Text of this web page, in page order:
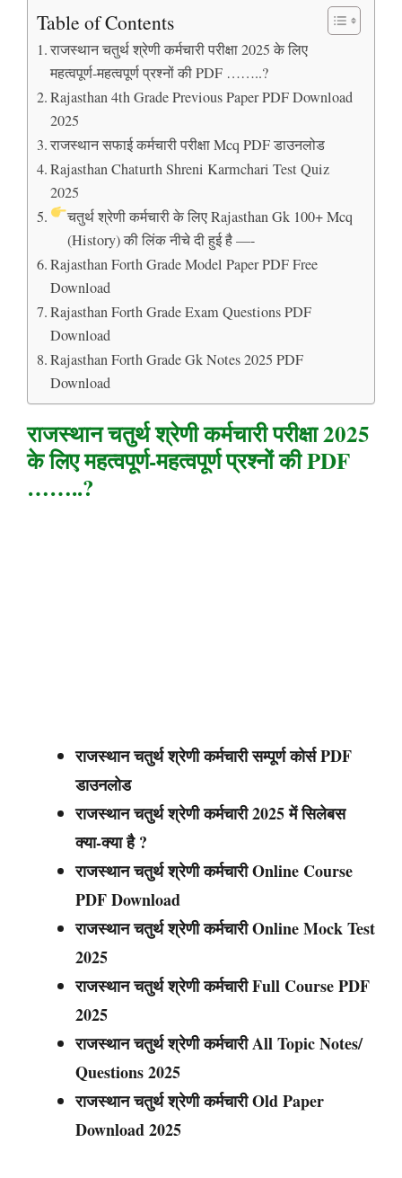
Table of Contents
राजस्थान चतुर्थ श्रेणी कर्मचारी परीक्षा 2025 के लिए
महत्वपूर्ण-महत्वपूर्ण प्रश्नों की PDF ……..?
Rajasthan 4th Grade Previous Paper PDF Download
2025
राजस्थान सफाई कर्मचारी परीक्षा Mcq PDF डाउनलोड
Rajasthan Chaturth Shreni Karmchari Test Quiz
2025
चतुर्थ श्रेणी कर्मचारी के लिए Rajasthan Gk 100+ Mcq
(History) की लिंक नीचे दी हुई है —-
Rajasthan Forth Grade Model Paper PDF Free
Download
Rajasthan Forth Grade Exam Questions PDF
Download
Rajasthan Forth Grade Gk Notes 2025 PDF
Download
राजस्थान चतुर्थ श्रेणी कर्मचारी परीक्षा 2025
के लिए महत्वपूर्ण-महत्वपूर्ण प्रश्नों की PDF
……..?
राजस्थान चतुर्थ श्रेणी कर्मचारी सम्पूर्ण कोर्स PDF
डाउनलोड
राजस्थान चतुर्थ श्रेणी कर्मचारी2025 में सिलेबस
क्या-क्या है ?
राजस्थान चतुर्थ श्रेणी कर्मचारीOnline Course
PDF Download
राजस्थान चतुर्थ श्रेणी कर्मचारीOnline Mock Test
2025
राजस्थान चतुर्थ श्रेणी कर्मचारीFull Course PDF
2025
राजस्थान चतुर्थ श्रेणी कर्मचारीAll Topic Notes/
Questions 2025
राजस्थान चतुर्थ श्रेणी कर्मचारीOld Paper
Download 2025